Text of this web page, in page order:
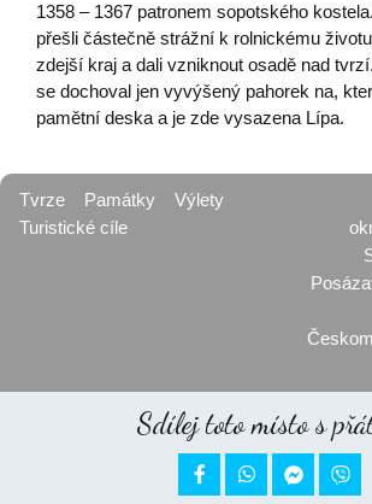
1358 – 1367 patronem sopotského
přešli částečně strážní k rolnickému
zdejší kraj a dali vzniknout osadě nad
se dochoval jen vyvýšený pahorek na,
pamětní deska a je zde vysazena Lípa.
Tvrze Památky
Výlety
Turistické cíle
Sdílej toto místo s
 